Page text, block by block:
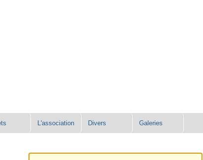
L'association Divers Galeries